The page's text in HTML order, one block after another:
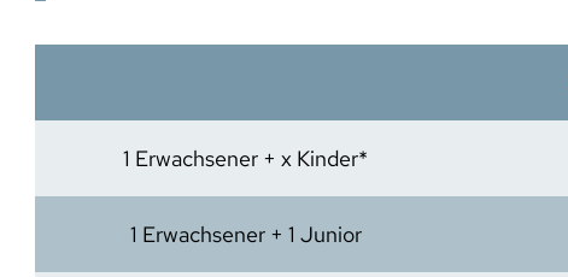
1 Erwachsener + x Kinder*
1 Erwachsener + 1 Junior